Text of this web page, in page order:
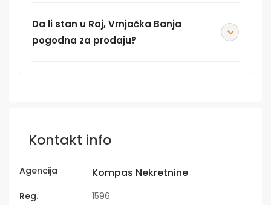
Da li stan u Raj, Vrnjačka Banja
pogodna za prodaju?
Kontakt info
Agencija Kompas Nekretnine
Reg.
1596